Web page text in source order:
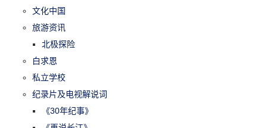
文化中国
旅游资讯
北极探险
白求恩
私立学校
纪录片及电视解说词
《30年纪事》